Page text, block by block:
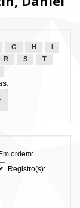
G H
R S
T
ordem:
Registro(s):